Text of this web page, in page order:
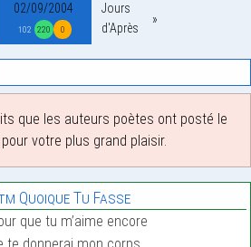
02/09/2004
102 220 0
Jours
d'Après
que les auteurs poètes ont posté le
votre plus grand plaisir.
Quoique Tu Fasse
que tu m’aime encore